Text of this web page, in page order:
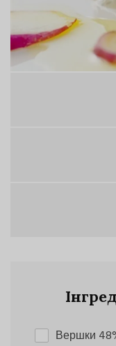
Вершки